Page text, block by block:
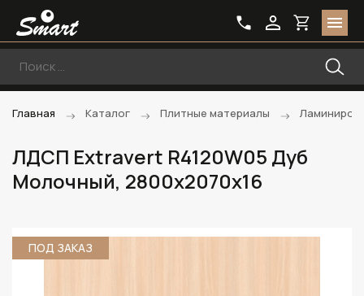
Главная Каталог Плитные материалы
ЛДСП Extravert R4120W05 Дуб
Молочный, 2800х2070х16
ПОД ЗАКАЗ